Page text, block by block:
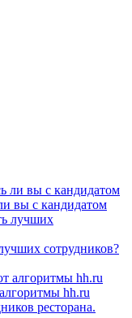
вы с кандидатом
сотрудников?
hh.ru